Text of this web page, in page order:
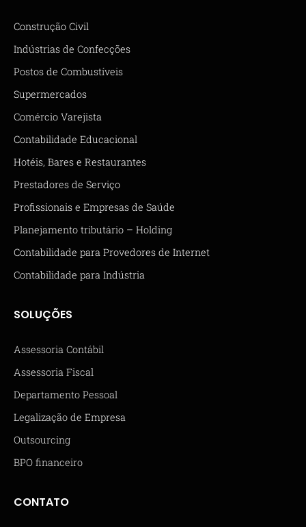
Construção Civil
Indústrias de Confecções
Postos de Combustíveis
Supermercados
Comércio Varejista
Contabilidade Educacional
Hotéis, Bares e Restaurantes
Prestadores de Serviço
Profissionais e Empresas de Saúde
Planejamento tributário – Holding
Contabilidade para Provedores de Internet
Contabilidade para Indústria
SOLUÇÕES
Assessoria Contábil
Assessoria Fiscal
Departamento Pessoal
Legalização de Empresa
Outsourcing
BPO financeiro
CONTATO